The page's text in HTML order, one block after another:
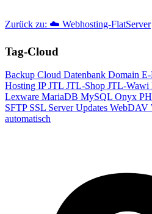
Zurück zu: ☁️ Webhosting-FlatServer
Tag-Cloud
Backup Cloud Datenbank Domain
Hosting IPJTL JTL-Shop JTL-Wawi
Lexware MariaDB MySQL Onyx
SFTP SSL ServerUpdates WebDAV
automatisch